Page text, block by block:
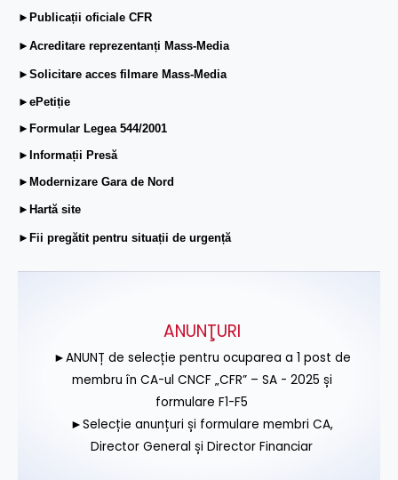
►Publicații oficiale CFR
►Acreditare reprezentanți Mass-Media
►Solicitare acces filmare Mass-Media
►ePetiție
►Formular Legea 544/2001
►Informații Presă
►Modernizare Gara de Nord
►Hartă site
►Fii pregătit pentru situații de urgență
ANUNŢURI
►ANUNȚ de selecție pentru ocuparea a 1 post de
membru în CA-ul CNCF „CFR” – SA - 2025 și
formulare F1-F5
►Selecție anunțuri și formulare membri CA,
Director General și Director Financiar